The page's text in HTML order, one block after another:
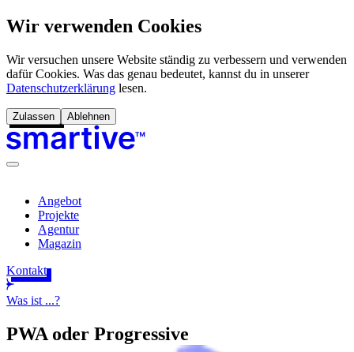
Wir verwenden Cookies
Wir versuchen unsere Website ständig zu verbessern und verwenden
dafür Cookies. Was das genau bedeutet, kannst du in unserer
Datenschutzerklärung lesen.
Zulassen Ablehnen
Angebot
Projekte
Agentur
Magazin
Kontakt
Was ist ...?
PWA oder Progressive